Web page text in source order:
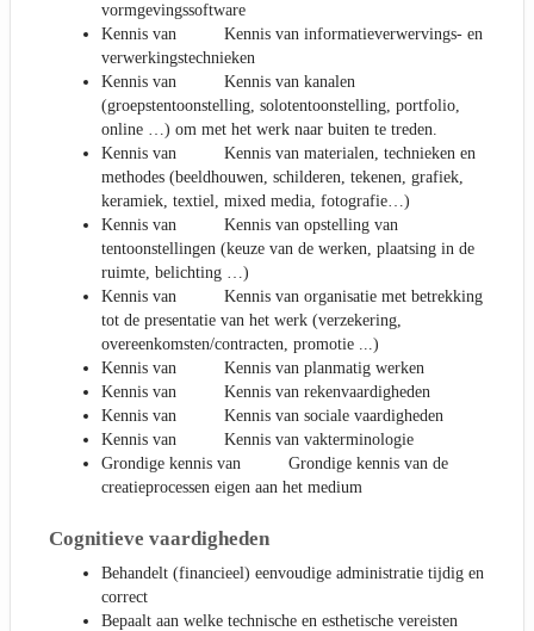
vormgevingssoftware
Kennis van Kennis van informatieverwervings- en
verwerkingstechnieken
Kennis van Kennis van kanalen
(groepstentoonstelling, solotentoonstelling, portfolio,
online …) om met het werk naar buiten te treden.
Kennis van Kennis van materialen, technieken en
methodes (beeldhouwen, schilderen, tekenen, grafiek,
keramiek, textiel, mixed media, fotografie…)
Kennis van Kennis van opstelling van
tentoonstellingen (keuze van de werken, plaatsing in de
ruimte, belichting …)
Kennis van Kennis van organisatie met betrekking
tot de presentatie van het werk (verzekering,
overeenkomsten/contracten, promotie ...)
Kennis van Kennis van planmatig werken
Kennis van Kennis van rekenvaardigheden
Kennis van Kennis van sociale vaardigheden
Kennis van Kennis van vakterminologie
Grondige kennis van Grondige kennis van de
creatieprocessen eigen aan het medium
Cognitieve vaardigheden
Behandelt (financieel) eenvoudige administratie tijdig en
correct
Bepaalt aan welke technische en esthetische vereisten